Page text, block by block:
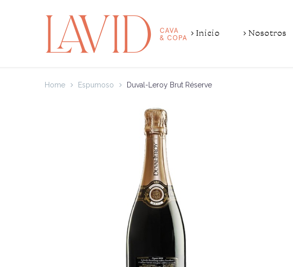
Inicio Nosotros
Home Espumoso Duval-Leroy Brut Réserve